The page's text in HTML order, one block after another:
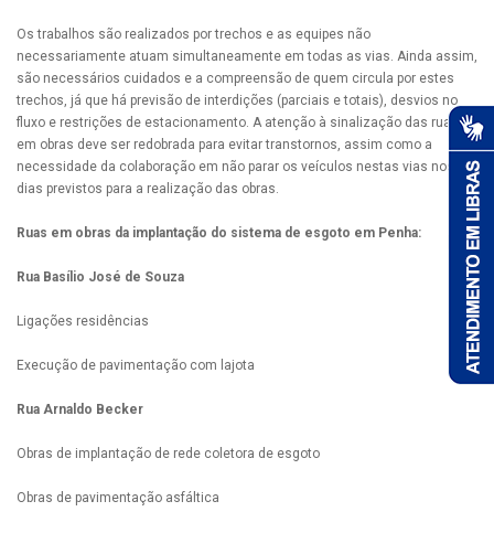
Os trabalhos são realizados por trechos e as equipes não
necessariamente atuam simultaneamente em todas as vias. Ainda assim,
são necessários cuidados e a compreensão de quem circula por estes
trechos, já que há previsão de interdições (parciais e totais), desvios no
fluxo e restrições de estacionamento. A atenção à sinalização das ruas
em obras deve ser redobrada para evitar transtornos, assim como a
necessidade da colaboração em não parar os veículos nestas vias nos
dias previstos para a realização das obras.
Ruas em obras da implantação do sistema de esgoto em Penha:
Rua Basílio José de Souza
Ligações residências
Execução de pavimentação com lajota
Rua Arnaldo Becker
Obras de implantação de rede coletora de esgoto
Obras de pavimentação asfáltica